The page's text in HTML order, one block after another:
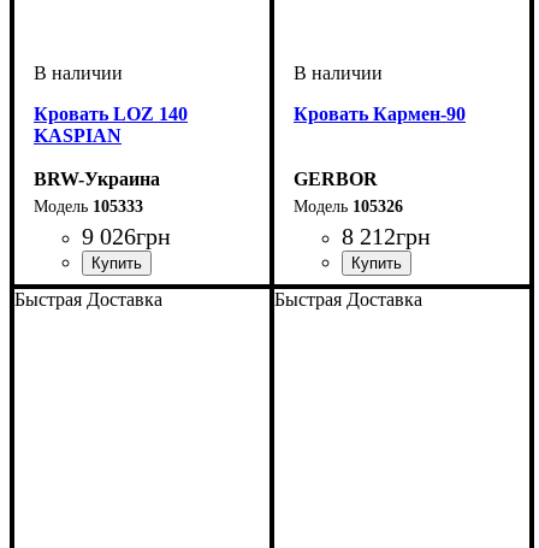
Кровать LOZ 140
KASPIAN
BRW-Украина
105333
9 026грн
Кровать Кармен-90
GERBOR
105326
8 212грн
Быстрая Доставка Быстрая Доставка